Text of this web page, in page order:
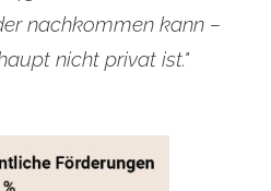
nachkommen kann –
nicht privat ist."